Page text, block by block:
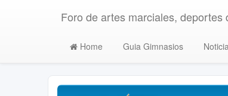
Foro de artes marciales,
Home Guia Gimnasios